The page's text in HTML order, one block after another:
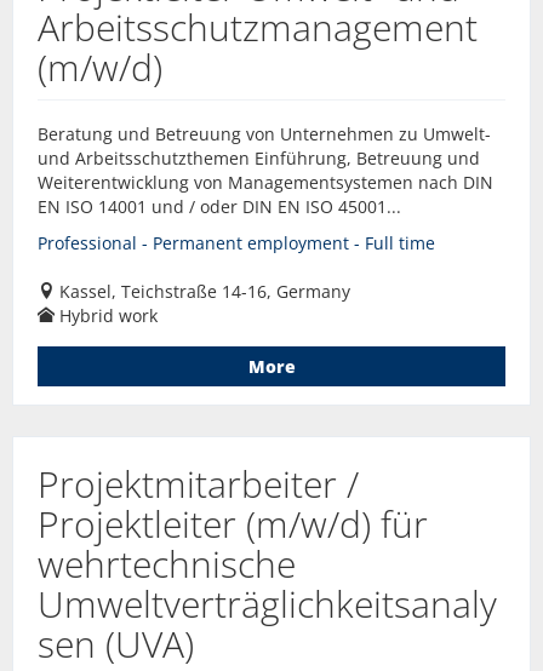
Arbeitsschutzmanagement
(m/w/d)
Beratung und Betreuung von Unternehmen zu Umwelt-
und Arbeitsschutzthemen Einführung, Betreuung und
Weiterentwicklung von Managementsystemen nach DIN
EN ISO 14001 und / oder DIN EN ISO 45001...
Professional - Permanent employment - Full time
Kassel, Teichstraße 14-16, Germany
Hybrid work
More
Projektmitarbeiter /
Projektleiter (m/w/d) für
wehrtechnische
Umweltverträglichkeitsanaly
sen (UVA)